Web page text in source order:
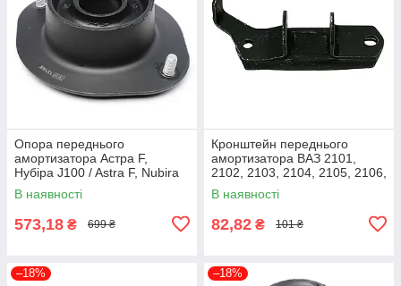
Опора переднього
амортизатора Астра F,
Нубіра J100 / Astra F, Nubira
J100 (90345330) FAG 814
0062 10
В наявності
573,18 ₴ 699 ₴
Кронштейн переднього
амортизатора ВАЗ 2101,
2102, 2103, 2104, 2105, 2106,
2107 (2101-2904170) ДК
2101-2904170
В наявності
82,82 ₴ 101 ₴
–18% –18%